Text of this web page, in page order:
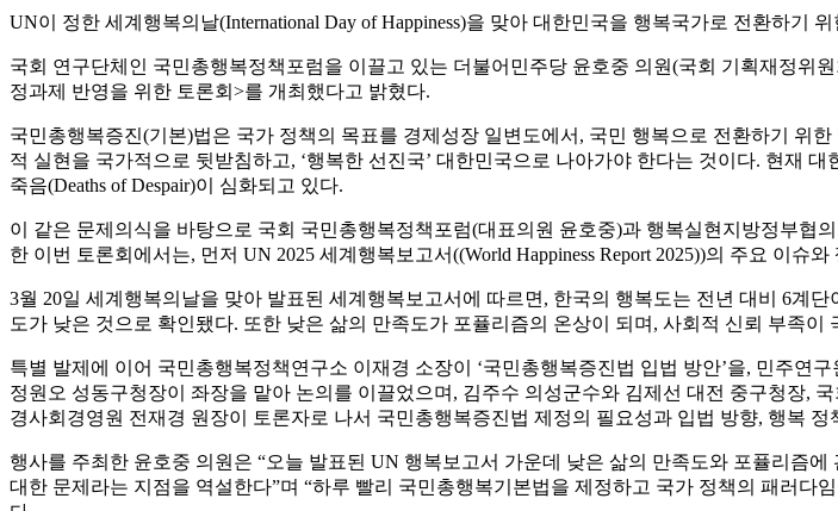
UN이 정한 세계행복의날(International Day of Happiness)을 맞아 대한민국을 행복국가로 전환하기
국회 연구단체인 국민총행복정책포럼을 이끌고 있는 더불어민주당 윤호중 의원(국회 기획재정위
정과제 반영을 위한 토론회>를 개최했다고 밝혔다.
국민총행복증진(기본)법은 국가 정책의 목표를 경제성장 일변도에서, 국민 행복으로 전환하기 위
적 실현을 국가적으로 뒷받침하고, ‘행복한 선진국’ 대한민국으로 나아가야 한다는 것이다. 현재
죽음(Deaths of Despair)이 심화되고 있다.
이 같은 문제의식을 바탕으로 국회 국민총행복정책포럼(대표의원 윤호중)과 행복실현지방정부
한 이번 토론회에서는, 먼저 UN 2025 세계행복보고서((World Happiness Report 2025))의 주요 이
3월 20일 세계행복의날을 맞아 발표된 세계행복보고서에 따르면, 한국의 행복도는 전년 대비 6계
도가 낮은 것으로 확인됐다. 또한 낮은 삶의 만족도가 포퓰리즘의 온상이 되며, 사회적 신뢰 부족
특별 발제에 이어 국민총행복정책연구소 이재경 소장이 ‘국민총행복증진법 입법 방안’을, 민주연
정원오 성동구청장이 좌장을 맡아 논의를 이끌었으며, 김주수 의성군수와 김제선 대전 중구청장,
경사회경영원 전재경 원장이 토론자로 나서 국민총행복증진법 제정의 필요성과 입법 방향, 행복
행사를 주최한 윤호중 의원은 “오늘 발표된 UN 행복보고서 가운데 낮은 삶의 만족도와 포퓰리즘
대한 문제라는 지점을 역설한다”며 “하루 빨리 국민총행복기본법을 제정하고 국가 정책의 패러다